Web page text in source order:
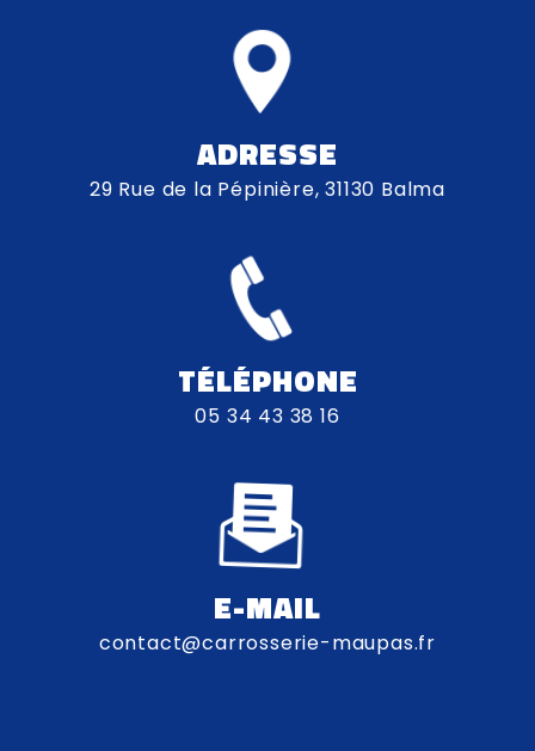
ADRESSE
29 Rue de la Pépinière, 31130 Balma
TÉLÉPHONE
05 34 43 38 16
E-MAIL
contact@carrosserie-maupas.fr